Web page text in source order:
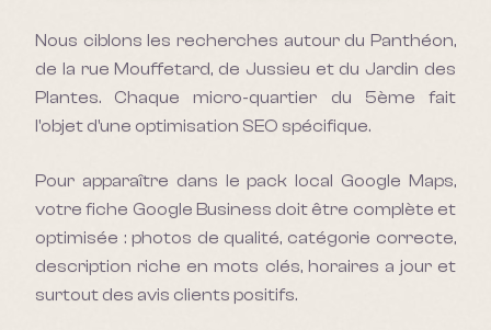
Nous ciblons les recherches autour du Panthéon,
de la rue Mouffetard, de Jussieu et du Jardin des
Plantes. Chaque micro-quartier du 5ème fait
l'objet d'une optimisation SEO spécifique.
Pour apparaître dans le pack local Google Maps,
votre fiche Google Business doit être complète et
optimisée : photos de qualité, catégorie correcte,
description riche en mots clés, horaires a jour et
surtout des avis clients positifs.